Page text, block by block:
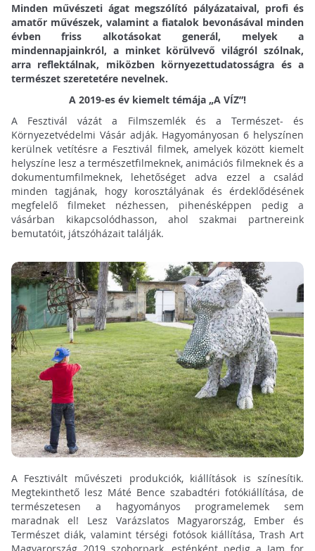
Minden művészeti ágat megszólító pályázataival, profi és
amatőr művészek, valamint a fiatalok bevonásával minden
évben friss alkotásokat generál, melyek a
mindennapjainkról, a minket körülvevő világról szólnak,
arra reflektálnak, miközben környezettudatosságra és a
természet szeretetére nevelnek.
A 2019-es év kiemelt témája „A VÍZ”!
A Fesztivál vázát a Filmszemlék és a Természet- és
Környezetvédelmi Vásár adják. Hagyományosan 6 helyszínen
kerülnek vetítésre a Fesztivál filmek, amelyek között kiemelt
helyszíne lesz a természetfilmeknek, animációs filmeknek és a
dokumentumfilmeknek, lehetőséget adva ezzel a család
minden tagjának, hogy korosztályának és érdeklődésének
megfelelő filmeket nézhessen, pihenésképpen pedig a
vásárban kikapcsolódhasson, ahol szakmai partnereink
bemutatóit, játszóházait találják.
A Fesztivált művészeti produkciók, kiállítások is színesítik.
Megtekinthető lesz Máté Bence szabadtéri fotókiállítása, de
természetesen a hagyományos programelemek sem
maradnak el! Lesz Varázslatos Magyarország, Ember és
Természet diák, valamint térségi fotósok kiállítása, Trash Art
Magyarország 2019 szoborpark, esténként pedig a Jam for